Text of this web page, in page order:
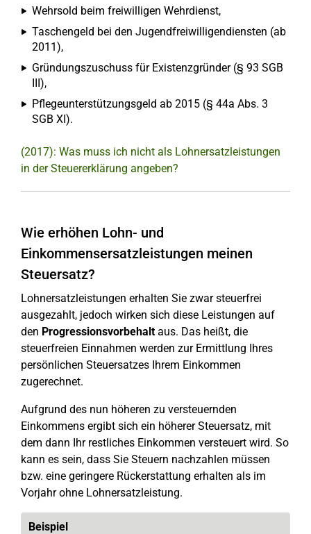
Wehrsold beim freiwilligen Wehrdienst,
Taschengeld bei den Jugendfreiwilligendiensten (ab
2011),
Gründungszuschuss für Existenzgründer (§ 93 SGB
III),
Pflegeunterstützungsgeld ab 2015 (§ 44a Abs. 3
SGB XI).
(2017): Was muss ich nicht als Lohnersatzleistungen
in der Steuererklärung angeben?
Wie erhöhen Lohn- und
Einkommensersatzleistungen meinen
Steuersatz?
Lohnersatzleistungen erhalten Sie zwar steuerfrei
ausgezahlt, jedoch wirken sich diese Leistungen auf
den Progressionsvorbehaltaus. Das heißt, die
steuerfreien Einnahmen werden zur Ermittlung Ihres
persönlichen Steuersatzes Ihrem Einkommen
zugerechnet.
Aufgrund des nun höheren zu versteuernden
Einkommens ergibt sich ein höherer Steuersatz, mit
dem dann Ihr restliches Einkommen versteuert wird. So
kann es sein, dass Sie Steuern nachzahlen müssen
bzw. eine geringere Rückerstattung erhalten als im
Vorjahr ohne Lohnersatzleistung.
Beispiel